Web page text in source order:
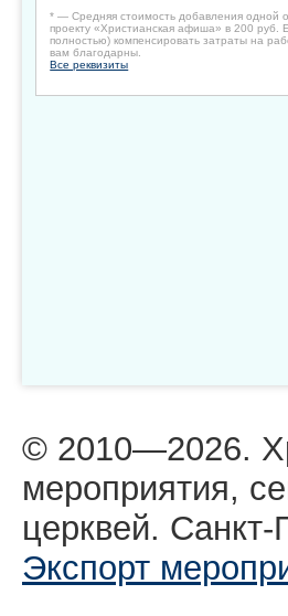
* — Средняя стоимость добавления одной
проекту «Христианская афиша» в 200 руб.
полностью) компенсировать затраты на
вам благодарны.
Все реквизиты
© 2010—2026.
мероприятия,
церквей.
Экспорт